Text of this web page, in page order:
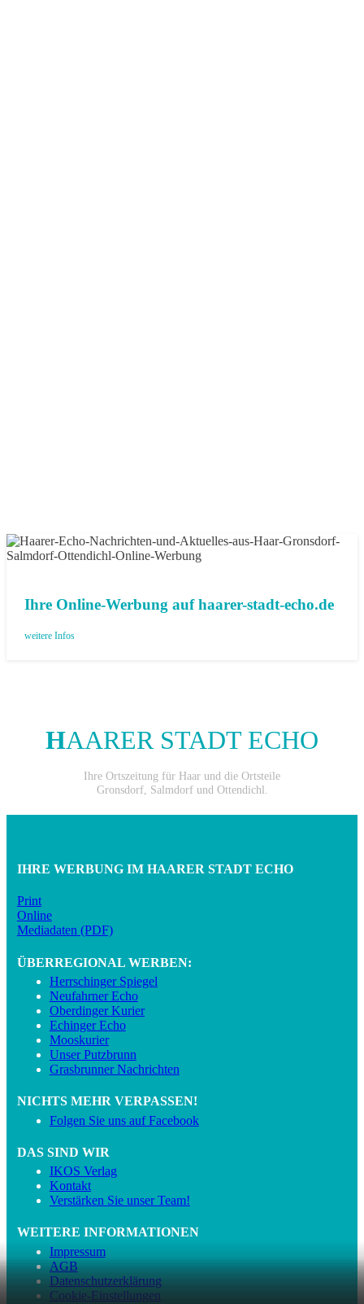
Ihre Online-Werbung auf haarer-stadt-echo.de
weitere Infos
HAARER STADT ECHO
Ihre Ortszeitung für Haar und die Ortsteile
Gronsdorf, Salmdorf und Ottendichl.
IHRE WERBUNG IM HAARER STADT ECHO
Print
Online
Mediadaten (PDF)
ÜBERREGIONAL WERBEN:
Herrschinger Spiegel
Neufahrner Echo
Oberdinger Kurier
Echinger Echo
Mooskurier
Unser Putzbrunn
Grasbrunner Nachrichten
NICHTS MEHR VERPASSEN!
Folgen Sie uns auf Facebook
DAS SIND WIR
IKOS Verlag
Kontakt
Verstärken Sie unser Team!
WEITERE INFORMATIONEN
Impressum
AGB
Datenschutzerklärung
Cookie-Einstellungen